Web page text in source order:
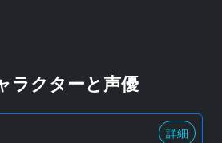
ラクターと声優
詳細